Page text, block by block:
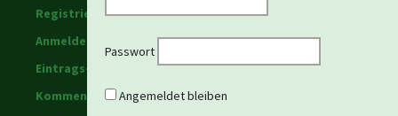
Passwort
Angemeldet bleiben
Registrieren
Anmelden
Eintrags-Feed
Kommentar-Feed